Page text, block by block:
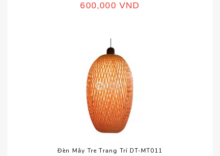
600,000 VND
Đèn Mây Tre Trang Trí DT-MT011